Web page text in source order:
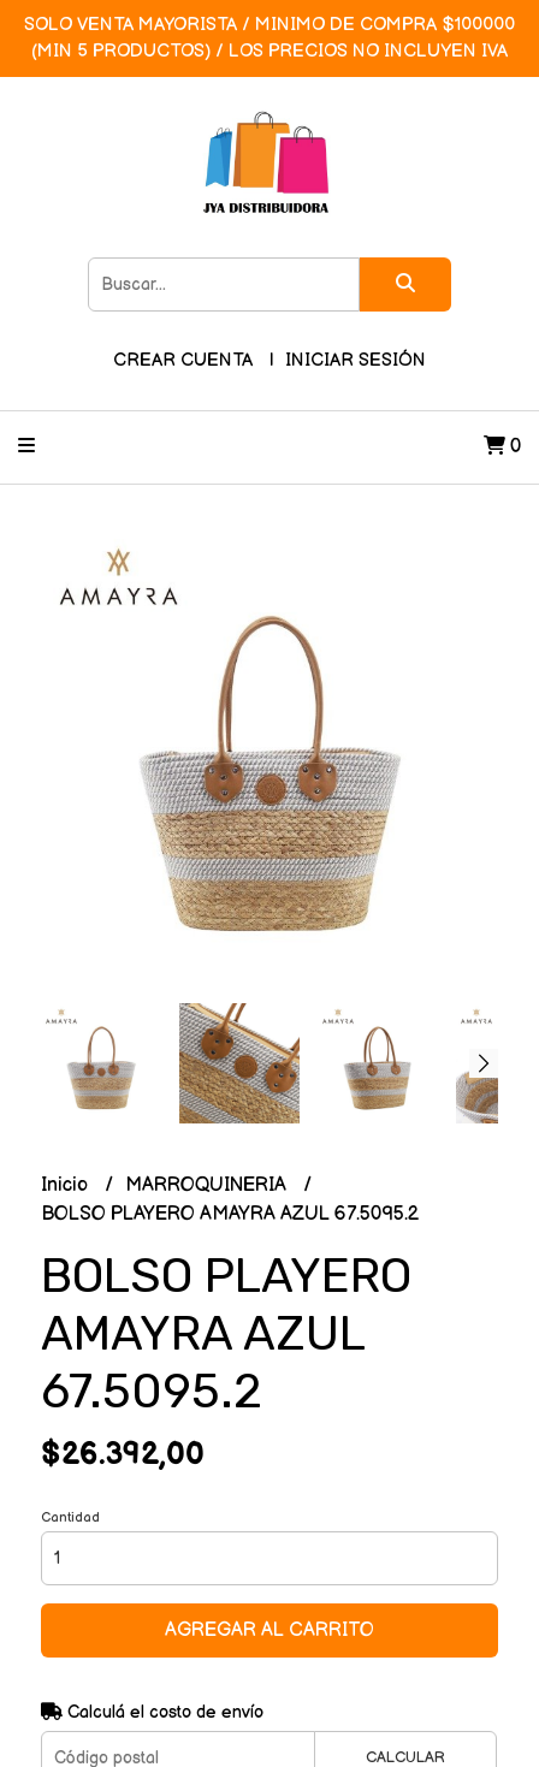
SOLO VENTA MAYORISTA / MINIMO DE COMPRA $100000
(MIN 5 PRODUCTOS) / LOS PRECIOS NO INCLUYEN IVA
CREAR CUENTA INICIAR SESIÓN
0
Inicio
MARROQUINERIA
BOLSO PLAYERO AMAYRA AZUL 67.5095.2
BOLSO PLAYERO
AMAYRA AZUL
67.5095.2
$26.392,00
Cantidad
AGREGAR AL CARRITO
Calculá el costo de envío
CALCULAR